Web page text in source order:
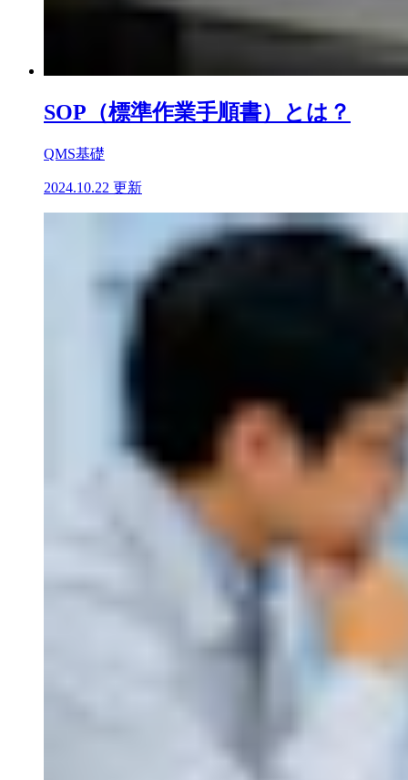
SOP（標準作業手順書）とは？
QMS基礎
2024.10.22 更新